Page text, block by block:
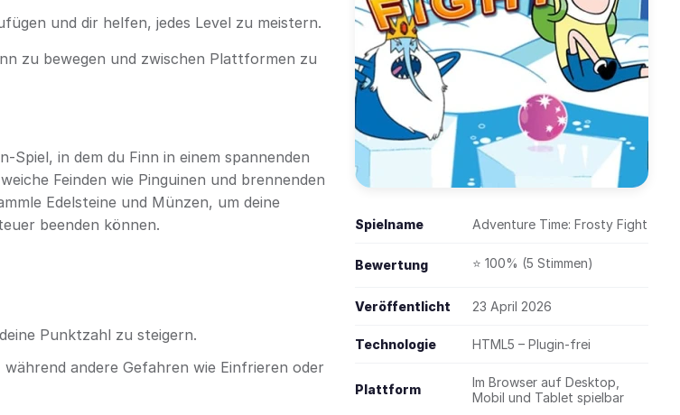
und dir helfen, jedes Level zu meistern.
zu bewegen und zwischen Plattformen zu
in dem du Finn in einem spannenden
Feinden wie Pinguinen und brennenden
Edelsteine und Münzen, um deine
beenden können.
Punktzahl zu steigern.
andere Gefahren wie Einfrieren oder
Spielname Adventure Time: Frosty Fight
Bewertung ⭐ 100% (5 Stimmen)
Veröffentlicht 23 April 2026
Technologie HTML5 – Plugin-frei
Plattform
Im Browser auf Desktop,
Mobil und Tablet spielbar